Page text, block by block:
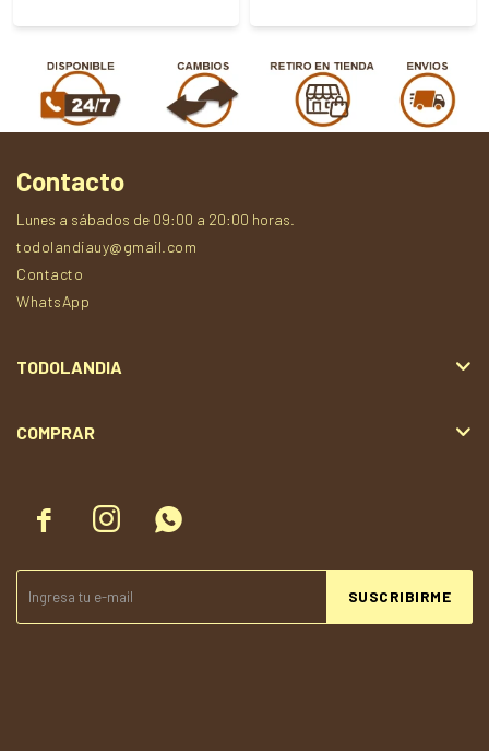
  
SUSCRIBIRME
Contacto
Lunes a sábados de 09:00 a 20:00 horas.
todolandiauy@gmail.com
Contacto
WhatsApp
TODOLANDIA
COMPRAR